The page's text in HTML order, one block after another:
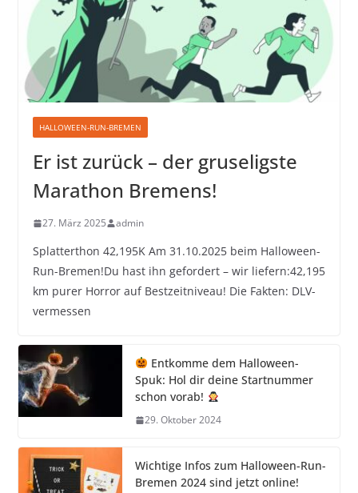
HALLOWEEN-RUN-BREMEN
Er ist zurück – der gruseligste
Marathon Bremens!
27. März 2025 admin
Splatterthon 42,195K Am 31.10.2025 beim Halloween-
Run-Bremen!Du hast ihn gefordert – wir liefern:42,195
km purer Horror auf Bestzeitniveau! Die Fakten: DLV-
vermessen
Entkomme dem Halloween-
Spuk: Hol dir deine Startnummer
schon vorab!
29. Oktober 2024
Wichtige Infos zum Halloween-Run-
Bremen 2024 sind jetzt online!